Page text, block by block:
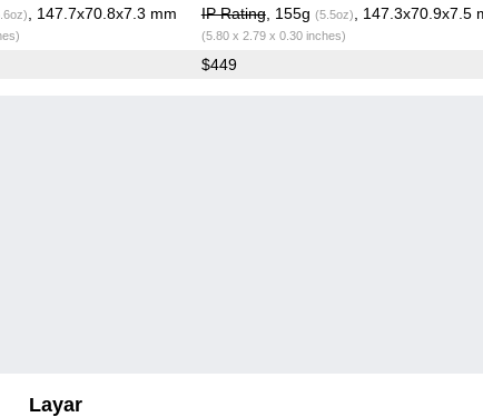
, 147.7x70.8x7.3 mm IP Rating, 155g (5.5oz) , 147.3x70.9x7.5
(5.80 x 2.79 x 0.30 inches)
$449
Layar